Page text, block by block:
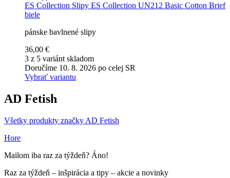
ES Collection Slipy ES Collection UN212 Basic Cotton Brief
biele
pánske bavlnené slipy
36,00 €
3 z 5 variánt skladom
Doručíme 10. 8. 2026 po celej SR
Vybrať variantu
AD Fetish
Všetky produkty značky AD Fetish
Hore
Mailom iba raz za týždeň? Áno!
Raz za týždeň – inšpirácia a tipy – akcie a novinky